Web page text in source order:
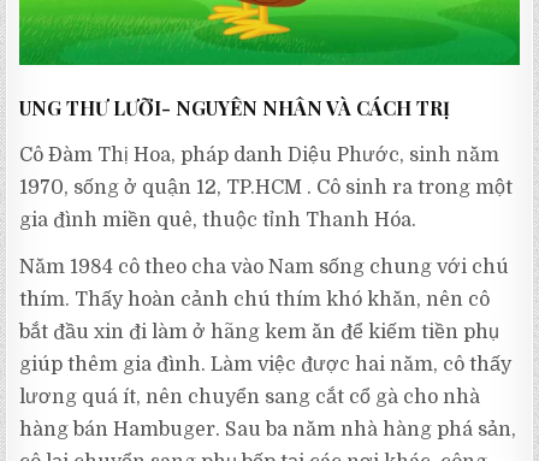
UNG THƯ LƯỠI- NGUYÊN NHÂN VÀ CÁCH TRỊ
Cô Đàm Thị Hoa, pháp danh Diệu Phước, sinh năm
1970, sống ở quận 12, TP.HCM . Cô sinh ra trong một
gia đình miền quê, thuộc tỉnh Thanh Hóa.
Năm 1984 cô theo cha vào Nam sống chung với chú
thím. Thấy hoàn cảnh chú thím khó khăn, nên cô
bắt đầu xin đi làm ở hãng kem ăn để kiếm tiền phụ
giúp thêm gia đình. Làm việc được hai năm, cô thấy
lương quá ít, nên chuyển sang cắt cổ gà cho nhà
hàng bán Hambuger. Sau ba năm nhà hàng phá sản,